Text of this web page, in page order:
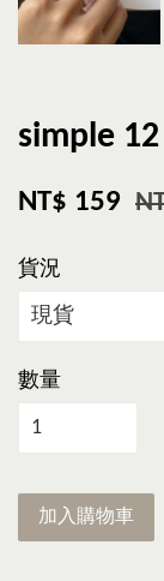
simple 12
NT$ 159
貨況
數量
加入購物車